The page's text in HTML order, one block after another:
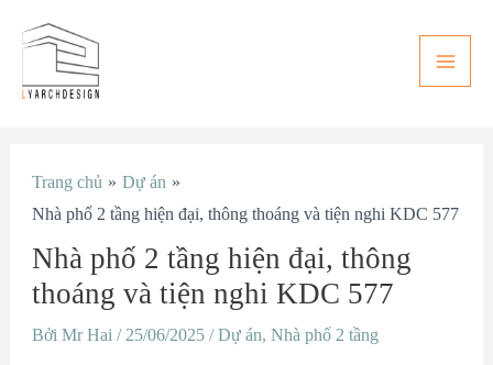
Trang chủ
Dự án
Nhà phố 2 tầng hiện đại, thông thoáng và tiện nghi KDC 577
Nhà phố 2 tầng hiện đại, thông
thoáng và tiện nghi KDC 577
Bởi Mr Hai /25/06/2025 /Dự án, Nhà phố 2 tầng
hướng
viết